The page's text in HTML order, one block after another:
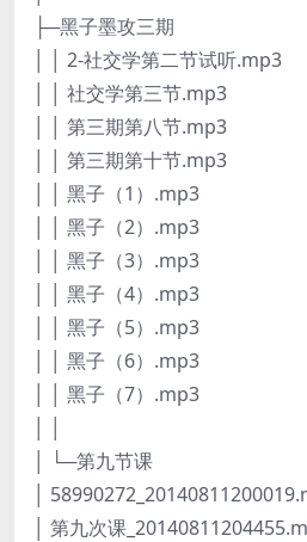
├─黑子墨攻三期
│ │ 2-社交学第二节试听.mp3
│ │ 社交学第三节.mp3
│ │ 第三期第八节.mp3
│ │ 第三期第十节.mp3
│ │ 黑子（1）.mp3
│ │ 黑子（2）.mp3
│ │ 黑子（3）.mp3
│ │ 黑子（4）.mp3
│ │ 黑子（5）.mp3
│ │ 黑子（6）.mp3
│ │ 黑子（7）.mp3
│ └─第九节课
│
│ 第九次课